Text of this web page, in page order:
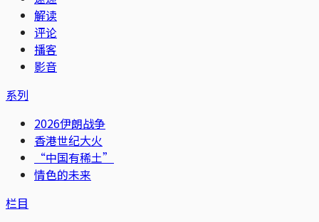
解读
评论
播客
影音
系列
2026伊朗战争
香港世纪大火
“中国有稀土”
情色的未来
栏目